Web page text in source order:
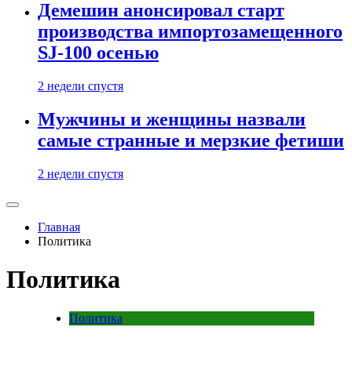
Демешин анонсировал старт
производства импортозамещенного
SJ-100 осенью
2 недели спустя
Мужчины и женщины назвали
самые странные и мерзкие фетиши
2 недели спустя
Главная
Политика
Политика
Политика